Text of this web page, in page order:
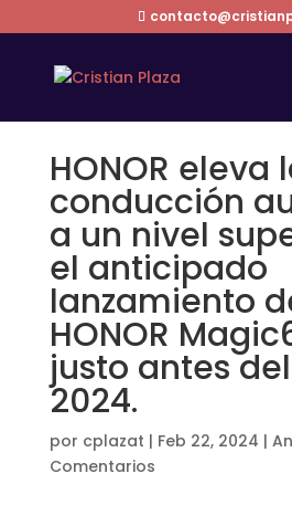
HONOR eleva
conducción
a un nivel
el anticipado
lanzamiento
HONOR
justo antes
2024.
por cplazat | Feb 22, 2024 |
Comentarios